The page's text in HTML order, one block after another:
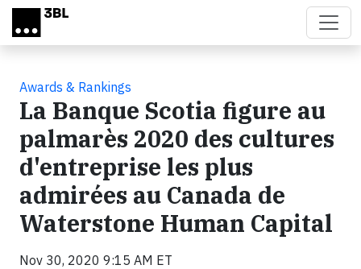
Skip to main content
Awards & Rankings
La Banque Scotia figure au
palmarès 2020 des cultures
d'entreprise les plus
admirées au Canada de
Waterstone Human Capital
Nov 30, 2020 9:15 AM ET